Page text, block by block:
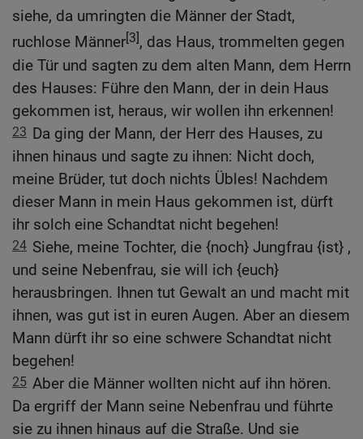
siehe, da umringten die Männer der Stadt,
ruchlose Männer[3], das Haus, trommelten gegen
die Tür und sagten zu dem alten Mann, dem Herrn
des Hauses: Führe den Mann, der in dein Haus
gekommen ist, heraus, wir wollen ihn erkennen!
23 Da ging der Mann, der Herr des Hauses, zu
ihnen hinaus und sagte zu ihnen: Nicht doch,
meine Brüder, tut doch nichts Übles! Nachdem
dieser Mann in mein Haus gekommen ist, dürft
ihr solch eine Schandtat nicht begehen!
24 Siehe, meine Tochter, die {noch} Jungfrau {ist} ,
und seine Nebenfrau, sie will ich {euch}
herausbringen. Ihnen tut Gewalt an und macht mit
ihnen, was gut ist in euren Augen. Aber an diesem
Mann dürft ihr so eine schwere Schandtat nicht
begehen!
25 Aber die Männer wollten nicht auf ihn hören.
Da ergriff der Mann seine Nebenfrau und führte
sie zu ihnen hinaus auf die Straße. Und sie